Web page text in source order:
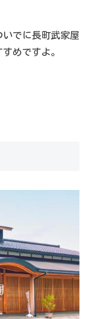
でに長町武家屋
めですよ。